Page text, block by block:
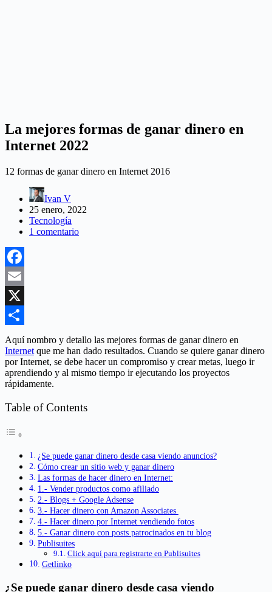
La mejores formas de ganar dinero en
Internet 2022
12 formas de ganar dinero en Internet 2016
Ivan V
25 enero, 2022
Tecnología
1 comentario
Facebook
Email
X
Compartir
Aquí nombro y detallo las mejores formas de ganar dinero en
Internet que me han dado resultados. Cuando se quiere ganar dinero
por Internet, se debe hacer un compromiso y crear metas, luego ir
aprendiendo y al mismo tiempo ir ejecutando los proyectos
rápidamente.
Table of Contents
¿Se puede ganar dinero desde casa viendo anuncios?
Cómo crear un sitio web y ganar dinero
Las formas de hacer dinero en Internet:
1.- Vender productos como afiliado
2.- Blogs + Google Adsense
3.- Hacer dinero con Amazon Associates
4.- Hacer dinero por Internet vendiendo fotos
5.- Ganar dinero con posts patrocinados en tu blog
Publisuites
Click aquí para registrarte en Publisuites
Getlinko
¿Se puede ganar dinero desde casa viendo